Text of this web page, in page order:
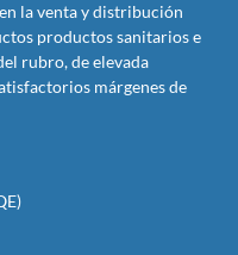
la venta y distribución
productos sanitarios e
rubro, de elevada
márgenes de